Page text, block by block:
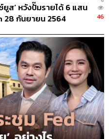
ส’ หวังปั๊มรายได้ 6 แสน
28 กันยายน 2564
46